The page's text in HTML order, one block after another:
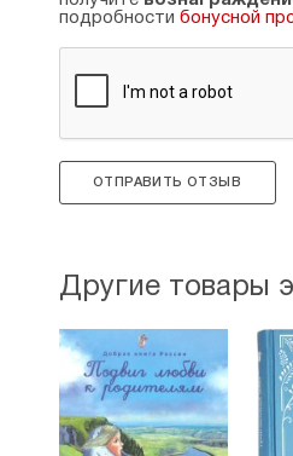
подробности бонусной
ОТПРАВИТЬ ОТЗЫВ
Другие товары